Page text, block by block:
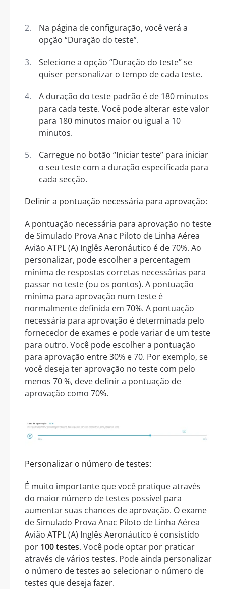
Na página de configuração, você verá a
opção “Duração do teste”.
Selecione a opção “Duração do teste” se
quiser personalizar o tempo de cada teste.
A duração do teste padrão é de 180 minutos
para cada teste. Você pode alterar este valor
para 180 minutos maior ou igual a 10
minutos.
Carregue no botão “Iniciar teste” para iniciar
o seu teste com a duração especificada para
cada secção.
Definir a pontuação necessária para aprovação:
A pontuação necessária para aprovação no teste
de Simulado Prova Anac Piloto de Linha Aérea
Avião ATPL (A) Inglês Aeronáutico é de 70%. Ao
personalizar, pode escolher a percentagem
mínima de respostas corretas necessárias para
passar no teste (ou os pontos). A pontuação
mínima para aprovação num teste é
normalmente definida em 70%. A pontuação
necessária para aprovação é determinada pelo
fornecedor de exames e pode variar de um teste
para outro. Você pode escolher a pontuação
para aprovação entre 30% e 70. Por exemplo, se
você deseja ter aprovação no teste com pelo
menos 70 %, deve definir a pontuação de
aprovação como 70%.
Personalizar o número de testes:
É muito importante que você pratique através
do maior número de testes possível para
aumentar suas chances de aprovação. O exame
de Simulado Prova Anac Piloto de Linha Aérea
Avião ATPL (A) Inglês Aeronáutico é consistido
por 100 testes. Você pode optar por praticar
através de vários testes. Pode ainda personalizar
o número de testes ao selecionar o número de
testes que deseja fazer.